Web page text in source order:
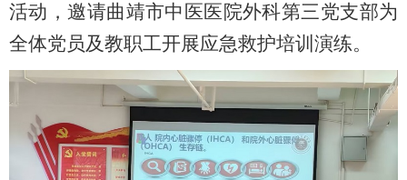
活动，邀请曲靖市中医医院外科第三党支部为
全体党员及教职工开展应急救护培训演练。